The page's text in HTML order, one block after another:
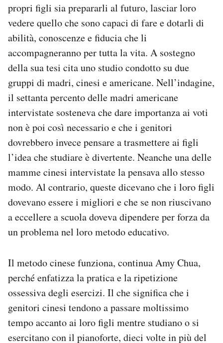
propri figli sia prepararli al futuro, lasciar loro
vedere quello che sono capaci di fare e dotarli di
abilità, conoscenze e fiducia che li
accompagneranno per tutta la vita. A sostegno
della sua tesi cita uno studio condotto su due
gruppi di madri, cinesi e americane. Nell’indagine,
il settanta percento delle madri americane
intervistate sosteneva che dare importanza ai voti
non è poi così necessario e che i genitori
dovrebbero invece pensare a trasmettere ai figli
l’idea che studiare è divertente. Neanche una delle
mamme cinesi intervistate la pensava allo stesso
modo. Al contrario, queste dicevano che i loro figli
dovevano essere i migliori e che se non riuscivano
a eccellere a scuola doveva dipendere per forza da
un problema nel loro metodo educativo.
Il metodo cinese funziona, continua Amy Chua,
perché enfatizza la pratica e la ripetizione
ossessiva degli esercizi. Il che significa che i
genitori cinesi tendono a passare moltissimo
tempo accanto ai loro figli mentre studiano o si
esercitano con il pianoforte, dieci volte in più del